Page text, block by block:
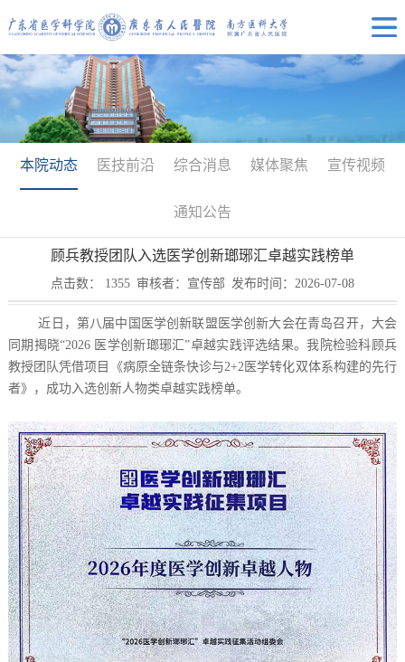
本院动态 医技前沿 综合消息 媒体聚焦 宣传视频
通知公告
顾兵教授团队入选医学创新瑯琊汇卓越实践榜单
点击数： 1355 审核者：宣传部 发布时间：2026-07-08
近日，第八届中国医学创新联盟医学创新大会在青岛召开，大会
同期揭晓“2026 医学创新瑯琊汇”卓越实践评选结果。我院检验科顾兵
教授团队凭借项目《病原全链条快诊与2+2医学转化双体系构建的先行
者》，成功入选创新人物类卓越实践榜单。